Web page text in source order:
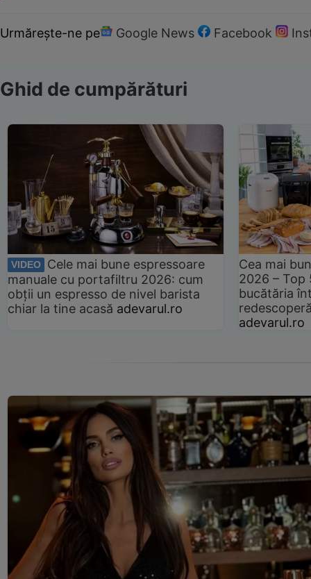
Urmărește-ne pe Google News Facebook
Ghid de cumpărături
VIDEO
Cele mai bune espressoare
manuale cu portafiltru 2026: cum
obții un espresso de nivel barista
chiar la tine acasă adevarul.ro
Cea mai
2026 –
bucătăria
adevarul.ro